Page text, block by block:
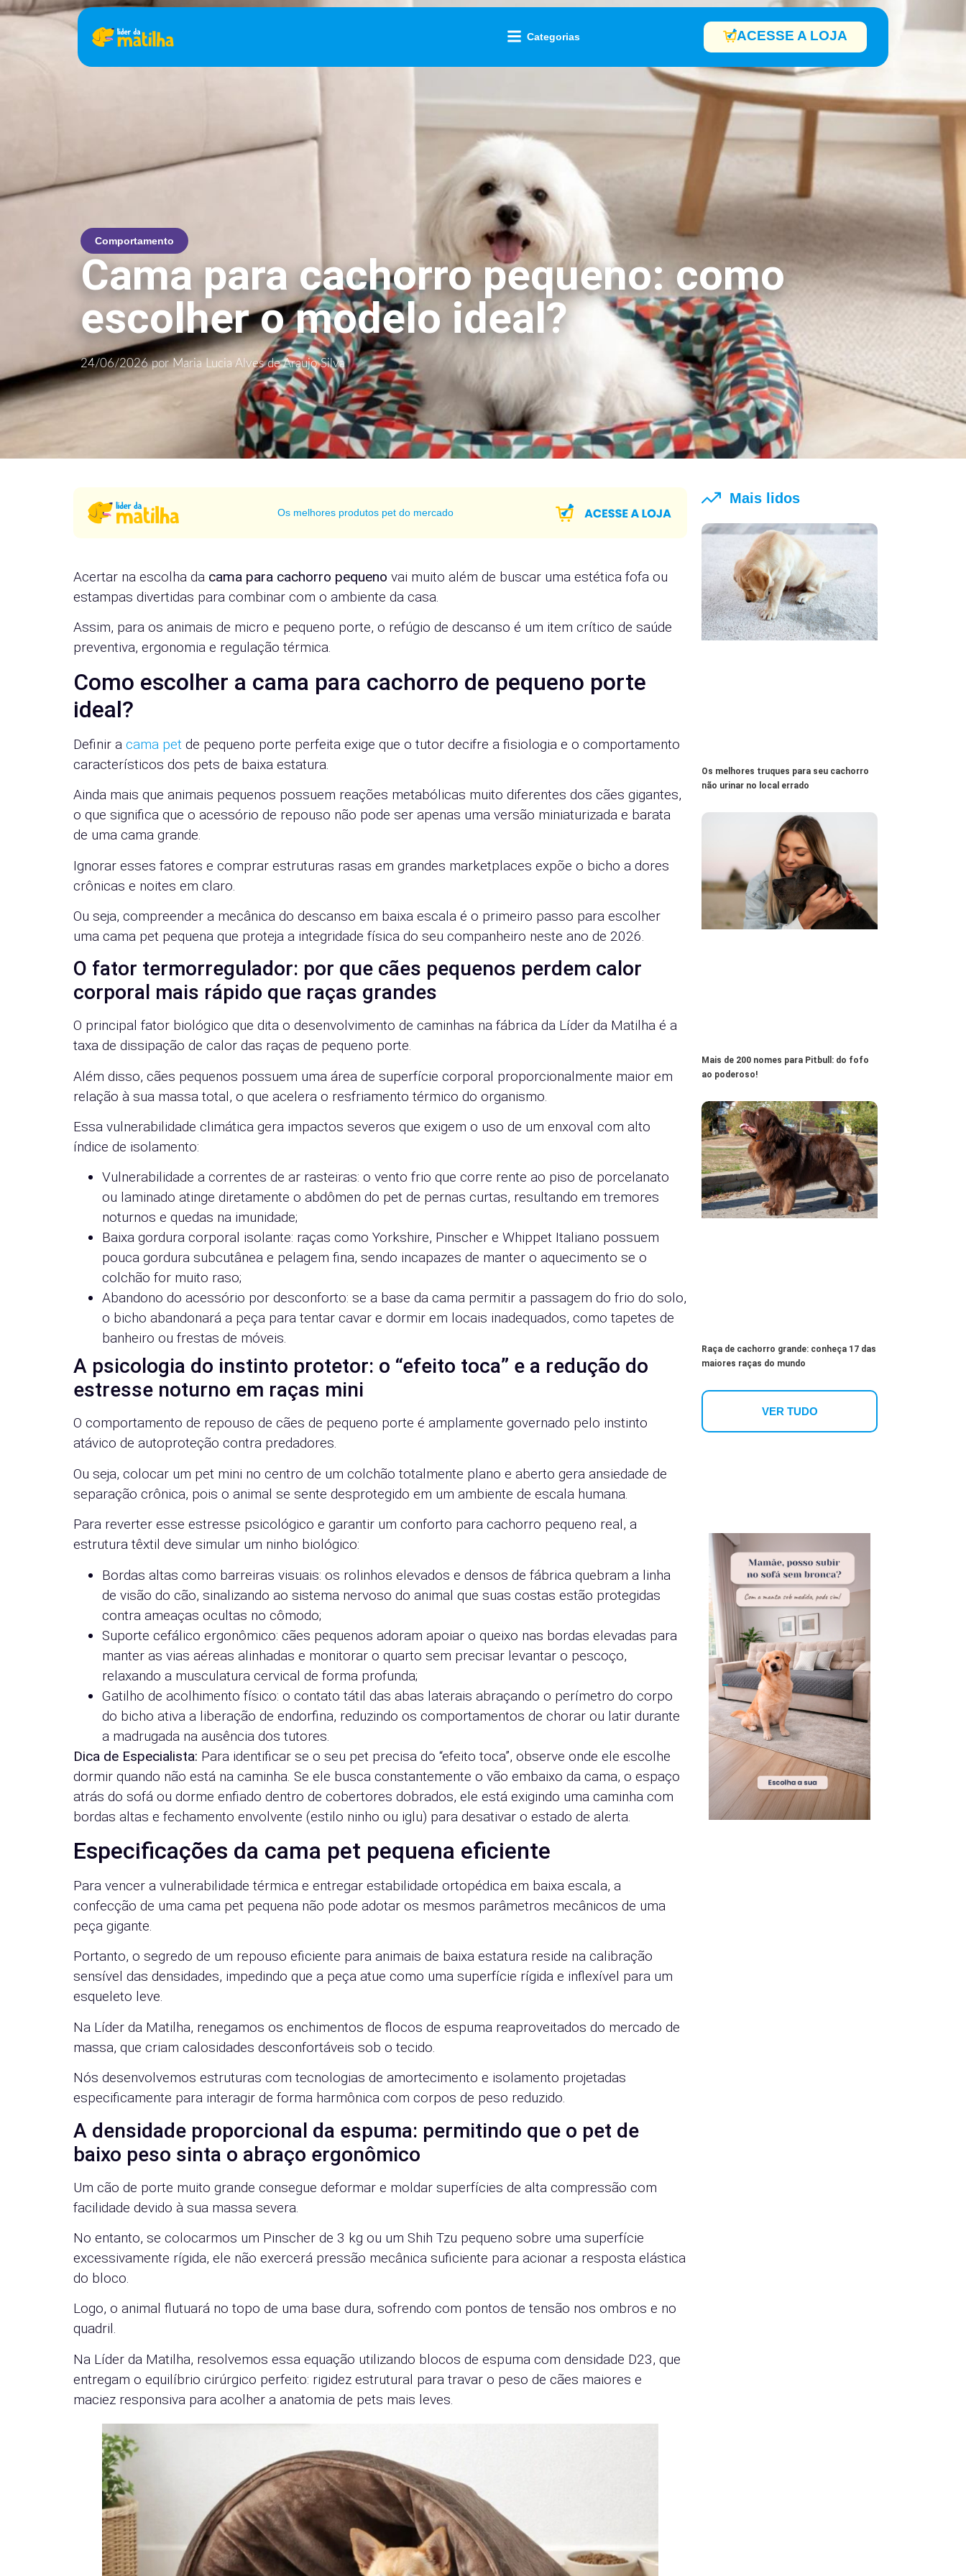
Categorias ACESSE A LOJA
Comportamento
Cama para cachorro pequeno: como
escolher o modelo ideal?
24/06/2026 porMaria Lucia Alves de Araujo Silva
Os melhores produtos pet do mercado
Acertar na escolha da cama para cachorro pequeno vai muito além de buscar uma estética fofa ou
estampas divertidas para combinar com o ambiente da casa.
Assim, para os animais de micro e pequeno porte, o refúgio de descanso é um item crítico de saúde
preventiva, ergonomia e regulação térmica.
Como escolher a cama para cachorro de pequeno porte
ideal?
Definir a cama pet de pequeno porte perfeita exige que o tutor decifre a fisiologia e o comportamento
característicos dos pets de baixa estatura.
Ainda mais que animais pequenos possuem reações metabólicas muito diferentes dos cães gigantes,
o que significa que o acessório de repouso não pode ser apenas uma versão miniaturizada e barata
de uma cama grande.
Ignorar esses fatores e comprar estruturas rasas em grandes marketplaces expõe o bicho a dores
crônicas e noites em claro.
Ou seja, compreender a mecânica do descanso em baixa escala é o primeiro passo para escolher
uma cama pet pequena que proteja a integridade física do seu companheiro neste ano de 2026.
O fator termorregulador: por que cães pequenos perdem calor
corporal mais rápido que raças grandes
O principal fator biológico que dita o desenvolvimento de caminhas na fábrica da Líder da Matilha é a
taxa de dissipação de calor das raças de pequeno porte.
Além disso, cães pequenos possuem uma área de superfície corporal proporcionalmente maior em
relação à sua massa total, o que acelera o resfriamento térmico do organismo.
Essa vulnerabilidade climática gera impactos severos que exigem o uso de um enxoval com alto
índice de isolamento:
Vulnerabilidade a correntes de ar rasteiras: o vento frio que corre rente ao piso de porcelanato
ou laminado atinge diretamente o abdômen do pet de pernas curtas, resultando em tremores
noturnos e quedas na imunidade;
Baixa gordura corporal isolante: raças como Yorkshire, Pinscher e Whippet Italiano possuem
pouca gordura subcutânea e pelagem fina, sendo incapazes de manter o aquecimento se o
colchão for muito raso;
Abandono do acessório por desconforto: se a base da cama permitir a passagem do frio do solo,
o bicho abandonará a peça para tentar cavar e dormir em locais inadequados, como tapetes de
banheiro ou frestas de móveis.
A psicologia do instinto protetor: o “efeito toca” e a redução do
estresse noturno em raças mini
O comportamento de repouso de cães de pequeno porte é amplamente governado pelo instinto
atávico de autoproteção contra predadores.
Ou seja, colocar um pet mini no centro de um colchão totalmente plano e aberto gera ansiedade de
separação crônica, pois o animal se sente desprotegido em um ambiente de escala humana.
Para reverter esse estresse psicológico e garantir um conforto para cachorro pequeno real, a
estrutura têxtil deve simular um ninho biológico:
Bordas altas como barreiras visuais: os rolinhos elevados e densos de fábrica quebram a linha
de visão do cão, sinalizando ao sistema nervoso do animal que suas costas estão protegidas
contra ameaças ocultas no cômodo;
Suporte cefálico ergonômico: cães pequenos adoram apoiar o queixo nas bordas elevadas para
manter as vias aéreas alinhadas e monitorar o quarto sem precisar levantar o pescoço,
relaxando a musculatura cervical de forma profunda;
Gatilho de acolhimento físico: o contato tátil das abas laterais abraçando o perímetro do corpo
do bicho ativa a liberação de endorfina, reduzindo os comportamentos de chorar ou latir durante
a madrugada na ausência dos tutores.
Dica de Especialista: Para identificar se o seu pet precisa do “efeito toca”, observe onde ele escolhe
dormir quando não está na caminha. Se ele busca constantemente o vão embaixo da cama, o espaço
atrás do sofá ou dorme enfiado dentro de cobertores dobrados, ele está exigindo uma caminha com
bordas altas e fechamento envolvente (estilo ninho ou iglu) para desativar o estado de alerta.
Especificações da cama pet pequena eficiente
Para vencer a vulnerabilidade térmica e entregar estabilidade ortopédica em baixa escala, a
confecção de uma cama pet pequena não pode adotar os mesmos parâmetros mecânicos de uma
peça gigante.
Portanto, o segredo de um repouso eficiente para animais de baixa estatura reside na calibração
sensível das densidades, impedindo que a peça atue como uma superfície rígida e inflexível para um
esqueleto leve.
Na Líder da Matilha, renegamos os enchimentos de flocos de espuma reaproveitados do mercado de
massa, que criam calosidades desconfortáveis sob o tecido.
Nós desenvolvemos estruturas com tecnologias de amortecimento e isolamento projetadas
especificamente para interagir de forma harmônica com corpos de peso reduzido.
A densidade proporcional da espuma: permitindo que o pet de
baixo peso sinta o abraço ergonômico
Um cão de porte muito grande consegue deformar e moldar superfícies de alta compressão com
facilidade devido à sua massa severa.
No entanto, se colocarmos um Pinscher de 3 kg ou um Shih Tzu pequeno sobre uma superfície
excessivamente rígida, ele não exercerá pressão mecânica suficiente para acionar a resposta elástica
do bloco.
Logo, o animal flutuará no topo de uma base dura, sofrendo com pontos de tensão nos ombros e no
quadril.
Na Líder da Matilha, resolvemos essa equação utilizando blocos de espuma com densidade D23, que
entregam o equilíbrio cirúrgico perfeito: rigidez estrutural para travar o peso de cães maiores e
maciez responsiva para acolher a anatomia de pets mais leves.
Mais lidos
Os melhores truques para seu cachorro
não urinar no local errado
Mais de 200 nomes para Pitbull: do fofo
ao poderoso!
Raça de cachorro grande: conheça 17 das
maiores raças do mundo
VER TUDO